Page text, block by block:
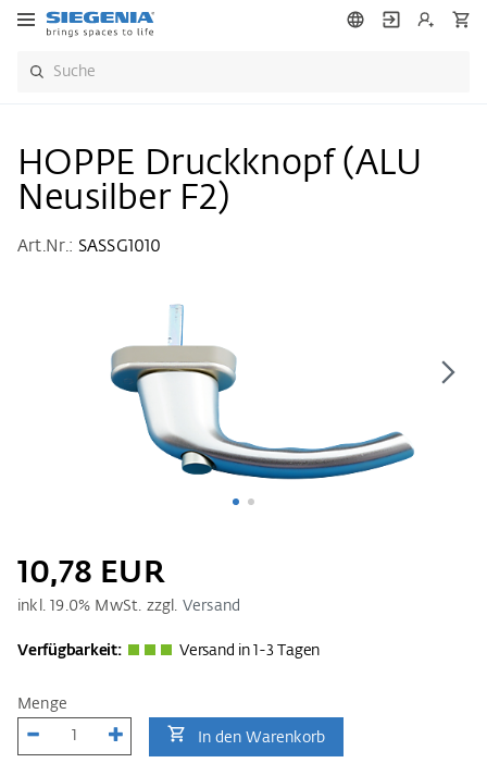
HOPPE Druckknopf (ALU
Neusilber F2)
Art.Nr.: SASSG1010
10,78 EUR
inkl.19.0% MwSt. zzgl. Versand
Verfügbarkeit: Versand in 1-3 Tagen
Menge
In den Warenkorb